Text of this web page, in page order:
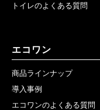
トイレのよくある質問
エコワン
商品ラインナップ
導入事例
エコワンのよくある質問